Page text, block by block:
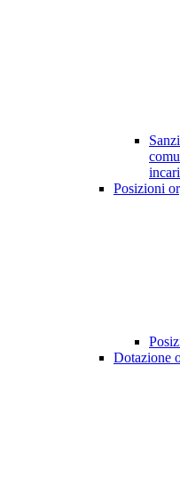
Posizioni
Dotazione